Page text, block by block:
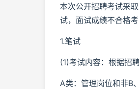
本次公开招聘考试采
试，面试成绩不合格
1.笔试
(1)考试内容：根据招
A类：管理岗位和非B